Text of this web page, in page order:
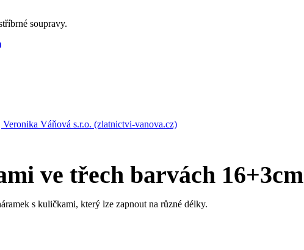
soupravy.
Veronika Váňová s.r.o. (zlatnictvi-vanova.cz)
ve třech barvách 16+3cm
s kuličkami, který lze zapnout na různé délky.